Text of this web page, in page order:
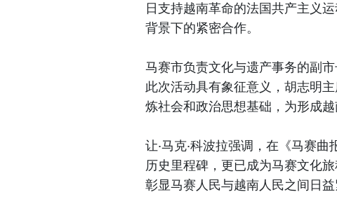
日支持越南革命的法国共产主义
背景下的紧密合作。
马赛市负责文化与遗产事务的副市
此次活动具有象征意义，胡志明
炼社会和政治思想基础，为形成
让·马克·科波拉强调，在《马赛
历史里程碑，更已成为马赛文化
彰显马赛人民与越南人民之间日益